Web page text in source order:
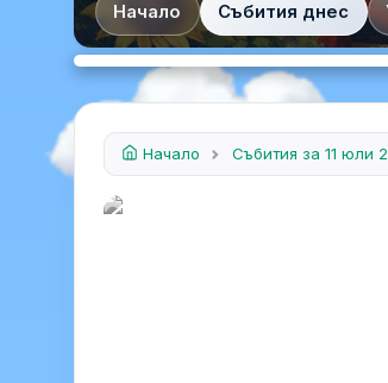
Начало Събития днес
Начало Събития за 11 юли